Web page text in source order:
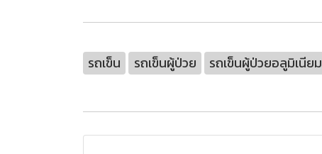
รถเข็น รถเข็นผู้ป่วย รถเข็นผู้ป่วยอลูมิเนียม